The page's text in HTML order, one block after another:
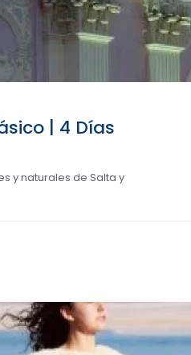
| 4 Días
y naturales de Salta y